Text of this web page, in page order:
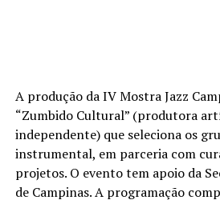
A produção da IV Mostra Jazz
“Zumbido Cultural” (produtora
independente) que seleciona os
instrumental, em parceria com
projetos. O evento tem apoio da
de Campinas. A programação